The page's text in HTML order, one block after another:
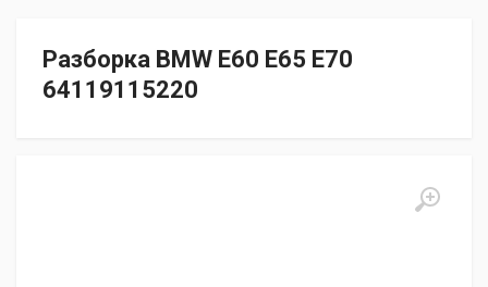
Разборка BMW E60 E65 E70
64119115220